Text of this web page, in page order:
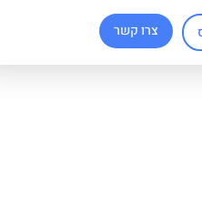
צרו קשר